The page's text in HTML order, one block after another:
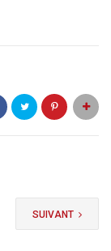
SUIVANT